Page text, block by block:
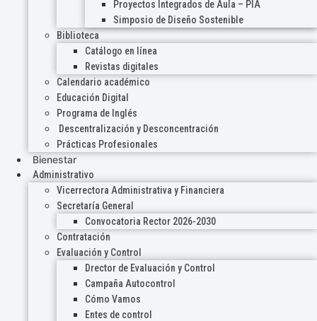
Proyectos Integrados de Aula – PIA
Simposio de Diseño Sostenible
Biblioteca
Catálogo en línea
Revistas digitales
Calendario académico
Educación Digital
Programa de Inglés
Descentralización y Desconcentración
Prácticas Profesionales
Bienestar
Administrativo
Vicerrectora Administrativa y Financiera
Secretaría General
Convocatoria Rector 2026-2030
Contratación
Evaluación y Control
Drector de Evaluación y Control
Campaña Autocontrol
Cómo Vamos
Entes de control